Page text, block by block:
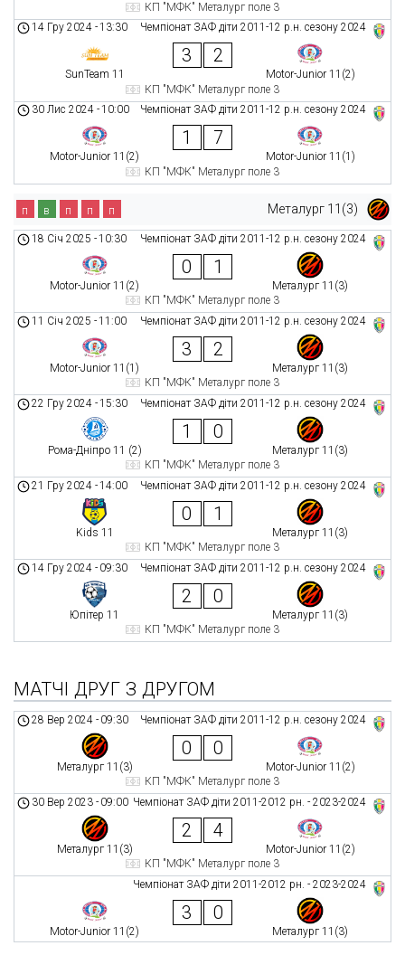
КП "МФК" Металург поле 3
Чемпіонат ЗАФ діти 2011-12 р.н. сезону 2024
14 Гру 2024 -13:30
SunTeam 11
3 2
Motor-Junior 11(2)
КП "МФК" Металург поле 3
Чемпіонат ЗАФ діти 2011-12 р.н. сезону 2024
30 Лис 2024 -10:00
Motor-Junior 11(2)
1 7
Motor-Junior 11(1)
КП "МФК" Металург поле 3
Металург 11(3)
п в п п п
Чемпіонат ЗАФ діти 2011-12 р.н. сезону 2024
18 Січ 2025 -10:30
Motor-Junior 11(2)
0 1
Металург 11(3)
КП "МФК" Металург поле 3
Чемпіонат ЗАФ діти 2011-12 р.н. сезону 2024
11 Січ 2025 -11:00
Motor-Junior 11(1)
3 2
Металург 11(3)
КП "МФК" Металург поле 3
Чемпіонат ЗАФ діти 2011-12 р.н. сезону 2024
22 Гру 2024 -15:30
Рома-Дніпро 11 (2)
1 0
Металург 11(3)
КП "МФК" Металург поле 3
Чемпіонат ЗАФ діти 2011-12 р.н. сезону 2024
21 Гру 2024 -14:00
Kids 11
0 1
Металург 11(3)
КП "МФК" Металург поле 3
Чемпіонат ЗАФ діти 2011-12 р.н. сезону 2024
14 Гру 2024 - 09:30
Юпітер 11
2 0
Металург 11(3)
КП "МФК" Металург поле 3
МАТЧІ ДРУГ З ДРУГОМ
Чемпіонат ЗАФ діти 2011-12 р.н. сезону 2024
28 Вер 2024 - 09:30
Металург 11(3)
0 0
Motor-Junior 11(2)
КП "МФК" Металург поле 3
Чемпіонат ЗАФ діти 2011-2012 рн. - 2023-2024
30 Вер 2023 - 09:00
Металург 11(3)
2 4
Motor-Junior 11(2)
КП "МФК" Металург поле 3
Чемпіонат ЗАФ діти 2011-2012 рн. - 2023-2024
Motor-Junior 11(2)
3 0
Металург 11(3)